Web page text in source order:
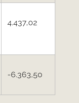
4.437,02
-6.363,50